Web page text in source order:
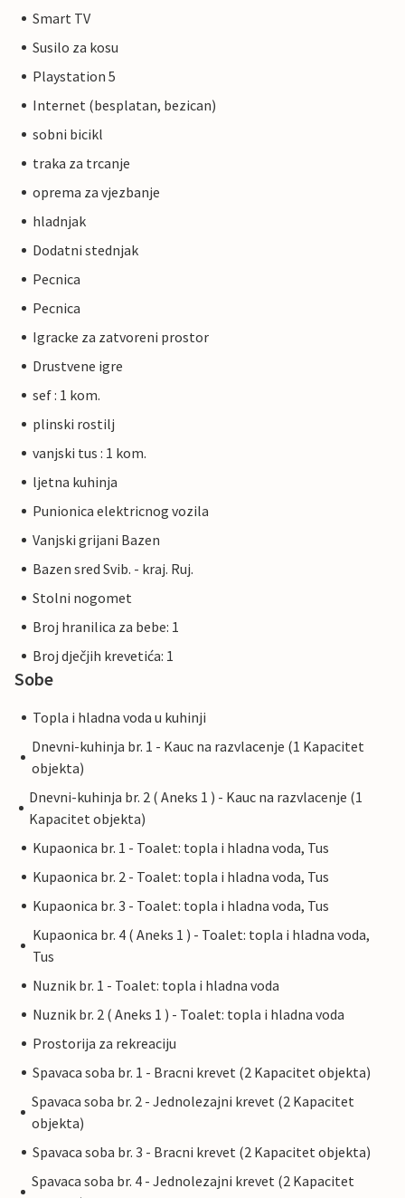
Smart TV
Susilo za kosu
Playstation 5
Internet (besplatan, bezican)
sobni bicikl
traka za trcanje
oprema za vjezbanje
hladnjak
Dodatni stednjak
Pecnica
Pecnica
Igracke za zatvoreni prostor
Drustvene igre
sef : 1 kom.
plinski rostilj
vanjski tus : 1 kom.
ljetna kuhinja
Punionica elektricnog vozila
Vanjski grijani Bazen
Bazen sred Svib. - kraj. Ruj.
Stolni nogomet
Broj hranilica za bebe: 1
Broj dječjih krevetića: 1
Sobe
Topla i hladna voda u kuhinji
Dnevni-kuhinja br. 1 - Kauc na razvlacenje (1 Kapacitet
objekta)
Dnevni-kuhinja br. 2 ( Aneks 1 ) - Kauc na razvlacenje (1
Kapacitet objekta)
Kupaonica br. 1 - Toalet: topla i hladna voda, Tus
Kupaonica br. 2 - Toalet: topla i hladna voda, Tus
Kupaonica br. 3 - Toalet: topla i hladna voda, Tus
Kupaonica br. 4 ( Aneks 1 ) - Toalet: topla i hladna voda,
Tus
Nuznik br. 1 - Toalet: topla i hladna voda
Nuznik br. 2 ( Aneks 1 ) - Toalet: topla i hladna voda
Prostorija za rekreaciju
Spavaca soba br. 1 - Bracni krevet (2 Kapacitet objekta)
Spavaca soba br. 2 - Jednolezajni krevet (2 Kapacitet
objekta)
Spavaca soba br. 3 - Bracni krevet (2 Kapacitet objekta)
Spavaca soba br. 4 - Jednolezajni krevet (2 Kapacitet